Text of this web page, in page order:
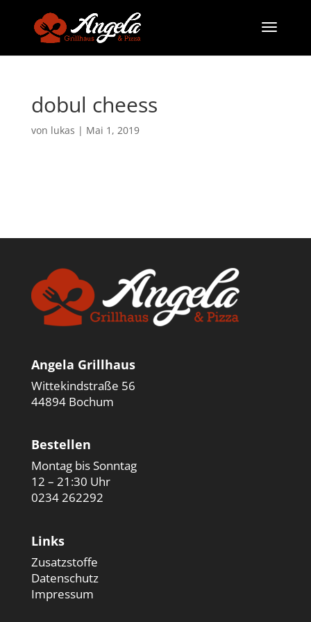
dobul cheess
von lukas | Mai 1, 2019
Angela Grillhaus
Wittekindstraße 56
44894 Bochum
Bestellen
Montag bis Sonntag
12 – 21:30 Uhr
0234 262292
Links
Zusatzstoffe
Datenschutz
Impressum